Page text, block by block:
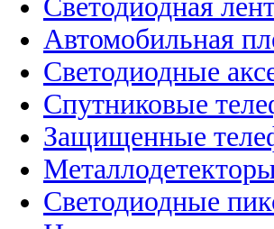
Светодиодная
Автомобильная
Светодиодные
Спутниковые
Защищенные
Светодиодные